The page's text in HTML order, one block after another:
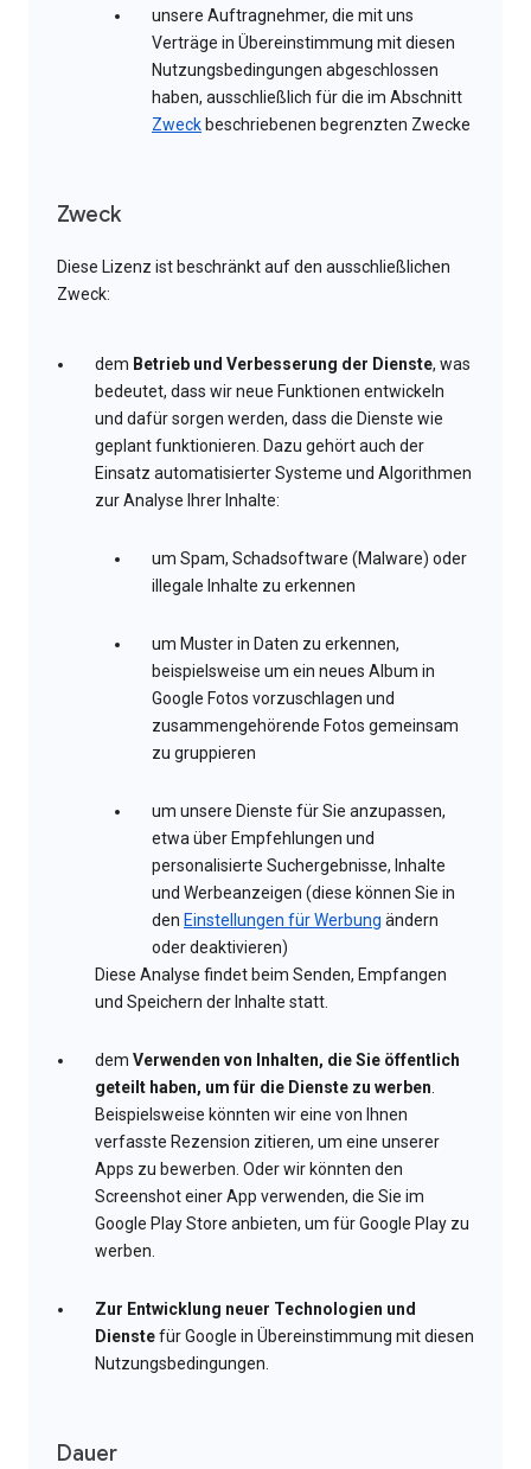
unsere Auftragnehmer, die mit uns
Verträge in Übereinstimmung mit diesen
Nutzungsbedingungen abgeschlossen
haben, ausschließlich für die im Abschnitt
Zweck beschriebenen begrenzten Zwecke
Zweck
Diese Lizenz ist beschränkt auf den ausschließlichen
Zweck:
dem Betrieb und Verbesserung der Dienste, was
bedeutet, dass wir neue Funktionen entwickeln
und dafür sorgen werden, dass die Dienste wie
geplant funktionieren. Dazu gehört auch der
Einsatz automatisierter Systeme und Algorithmen
zur Analyse Ihrer Inhalte:
um Spam, Schadsoftware (Malware) oder
illegale Inhalte zu erkennen
um Muster in Daten zu erkennen,
beispielsweise um ein neues Album in
Google Fotos vorzuschlagen und
zusammengehörende Fotos gemeinsam
zu gruppieren
um unsere Dienste für Sie anzupassen,
etwa über Empfehlungen und
personalisierte Suchergebnisse, Inhalte
und Werbeanzeigen (diese können Sie in
den Einstellungen für Werbung ändern
oder deaktivieren)
Diese Analyse findet beim Senden, Empfangen
und Speichern der Inhalte statt.
dem Verwenden von Inhalten, die Sie öffentlich
geteilt haben, um für die Dienste zu werben.
Beispielsweise könnten wir eine von Ihnen
verfasste Rezension zitieren, um eine unserer
Apps zu bewerben. Oder wir könnten den
Screenshot einer App verwenden, die Sie im
Google Play Store anbieten, um für Google Play zu
werben.
Zur Entwicklung neuer Technologien und
Dienstefür Google in Übereinstimmung mit diesen
Nutzungsbedingungen.
Dauer